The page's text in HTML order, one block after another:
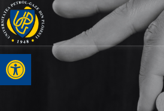
Open toolbar